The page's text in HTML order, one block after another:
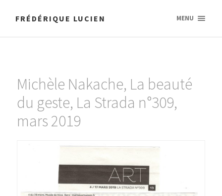
FRÉDÉRIQUE LUCIEN MENU
Michèle Nakache, La beauté
du geste, La Strada n°309,
mars 2019